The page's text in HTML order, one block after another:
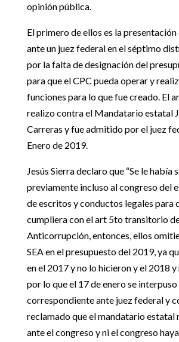
opinión pública.
El primero de ellos es la presentación
ante un juez federal en el séptimo
por la falta de designación del
para que el CPC pueda operar y
funciones para lo que fue creado. El
realizo contra el Mandatario estatal
Carreras y fue admitido por el juez
Enero de 2019.
Jesús Sierra declaro que “Se le había
previamente incluso al congreso del
de escritos y conductos legales para
cumpliera con el art 5to transitorio
Anticorrupción, entonces, ellos
SEA en el presupuesto del 2019, ya
en el 2017 y no lo hicieron y el 2018
por lo que el 17 de enero se
correspondiente ante juez federal y
reclamado que el mandatario estatal
ante el congreso y ni el congreso